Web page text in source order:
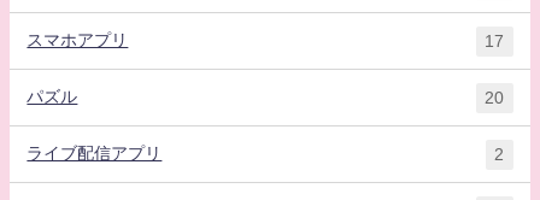
スマホアプリ 17
パズル 20
ライブ配信アプリ 2